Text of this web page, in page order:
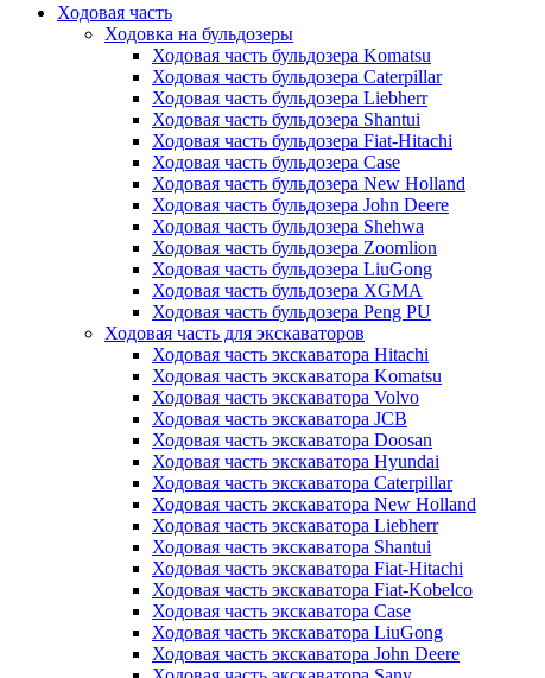
Ходовая часть
Ходовка на бульдозеры
Ходовая часть бульдозера Komatsu
Ходовая часть бульдозера Caterpillar
Ходовая часть бульдозера Liebherr
Ходовая часть бульдозера Shantui
Ходовая часть бульдозера Fiat-Hitachi
Ходовая часть бульдозера Case
Ходовая часть бульдозера New Holland
Ходовая часть бульдозера John Deere
Ходовая часть бульдозера Shehwa
Ходовая часть бульдозера Zoomlion
Ходовая часть бульдозера LiuGong
Ходовая часть бульдозера XGMA
Ходовая часть бульдозера Peng PU
Ходовая часть для экскаваторов
Ходовая часть экскаватора Hitachi
Ходовая часть экскаватора Komatsu
Ходовая часть экскаватора Volvo
Ходовая часть экскаватора JCB
Ходовая часть экскаватора Doosan
Ходовая часть экскаватора Hyundai
Ходовая часть экскаватора Caterpillar
Ходовая часть экскаватора New Holland
Ходовая часть экскаватора Liebherr
Ходовая часть экскаватора Shantui
Ходовая часть экскаватора Fiat-Hitachi
Ходовая часть экскаватора Fiat-Kobelco
Ходовая часть экскаватора Case
Ходовая часть экскаватора LiuGong
Ходовая часть экскаватора John Deere